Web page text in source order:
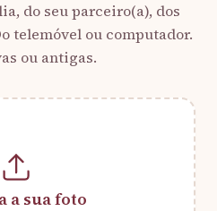
do seu parceiro(a), dos
telemóvel ou computador.
ou antigas.
a sua foto